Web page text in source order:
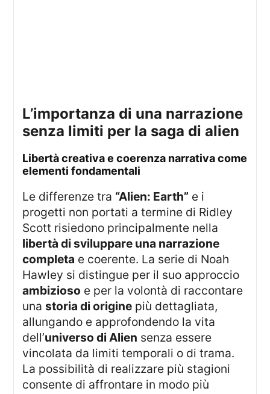
l’importanza di una narrazione
senza limiti per la saga di alien
libertà creativa e coerenza narrativa come
elementi fondamentali
Le differenze tra “Alien: Earth” e i
progetti non portati a termine di Ridley
Scott risiedono principalmente nella
libertà di sviluppare una narrazione
completa e coerente. La serie di Noah
Hawley si distingue per il suo approccio
ambizioso e per la volontà di raccontare
unastoria di origine più dettagliata,
allungando e approfondendo la vita
dell’universo di Alien senza essere
vincolata da limiti temporali o di trama.
La possibilità di realizzare più stagioni
consente di affrontare in modo più